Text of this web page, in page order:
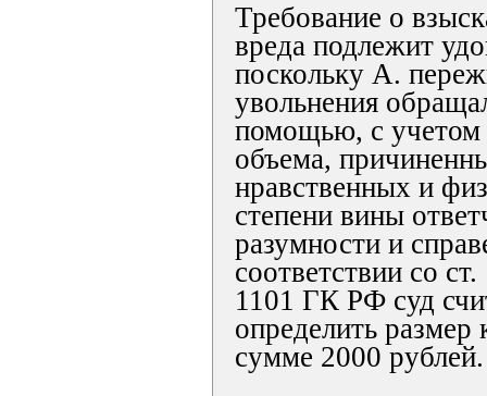
Требование о
вреда подлежит
поскольку А.
увольнения
помощью, с учетом
объема,
нравственных и
степени вины
разумности и
соответствии со
1101 ГК РФ суд
определить размер
сумме 2000 рублей.